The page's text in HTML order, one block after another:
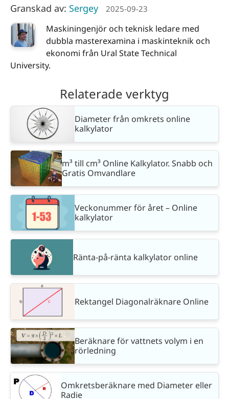
Granskad av: Sergey 2025-09-23
Maskiningenjör och teknisk ledare med
dubbla masterexamina i maskinteknik och
ekonomi från Ural State Technical
University.
Relaterade verktyg
Diameter från omkrets online
kalkylator
m³ till cm³ Online Kalkylator. Snabb och
Gratis Omvandlare
Veckonummer för året – Online
kalkylator
Ränta-på-ränta kalkylator online
Rektangel Diagonalräknare Online
Beräknare för vattnets volym i en
rörledning
Omkretsberäknare med Diameter eller
Radie